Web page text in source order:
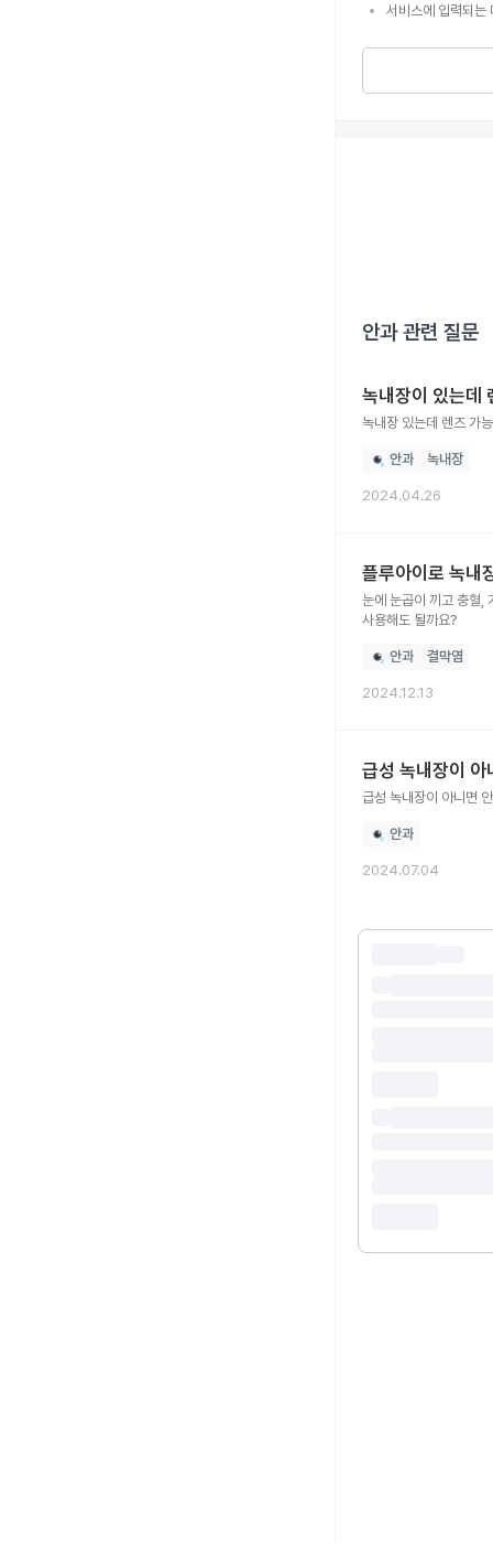
서비스에 입력되
안과관련 질문
녹내장이 있는데
녹내장 있는데 렌즈 가
안과 녹내장
2024.04.26
플루아이로 녹내
눈에 눈곱이 끼고 충혈,
사용해도 될까요?
안과 결막염
2024.12.13
급성 녹내장이
급성 녹내장이 아니면
안과
2024.07.04